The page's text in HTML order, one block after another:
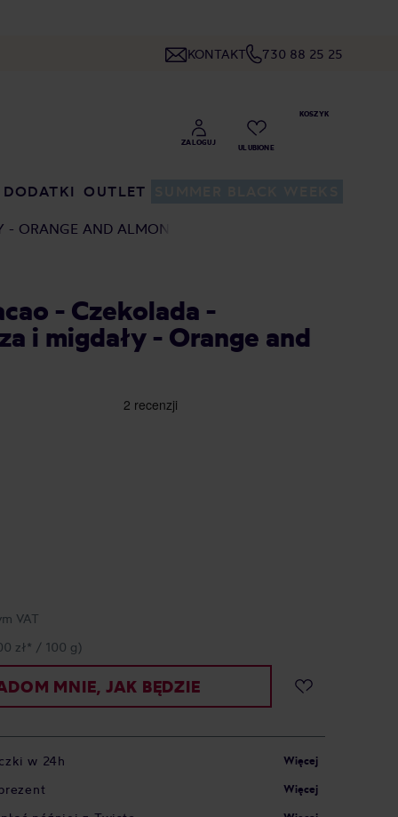
KONTAKT 730 88 25 25
DODATKI OUTLET
ORANGE AND ALMOND
- Czekolada -
i migdały - Orange and
VAT
zł* / 100 g)
MNIE, JAK BĘDZIE
w 24h Więcej
Więcej